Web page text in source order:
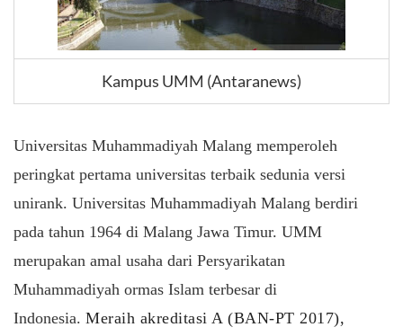
Kampus UMM (Antaranews)
Universitas Muhammadiyah Malang memperoleh
peringkat pertama universitas terbaik sedunia versi
unirank. Universitas Muhammadiyah Malang berdiri
pada tahun 1964 di Malang Jawa Timur. UMM
merupakan amal usaha dari Persyarikatan
Muhammadiyah ormas Islam terbesar di
Indonesia. Meraih akreditasi A (BAN-PT 2017),